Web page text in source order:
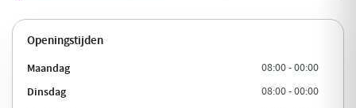
Openingstijden
Maandag 08:00 - 00:00
Dinsdag 08:00 - 00:00